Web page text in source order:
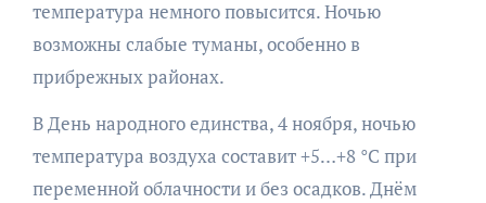
температура немного повысится. Ночью
возможны слабые туманы, особенно в
прибрежных районах.
В День народного единства, 4 ноября, ночью
температура воздуха составит +5…+8 °C при
переменной облачности и без осадков. Днём